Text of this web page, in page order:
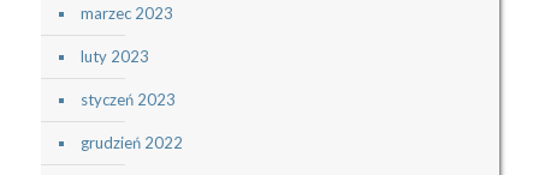
marzec 2023
luty 2023
styczeń 2023
grudzień 2022